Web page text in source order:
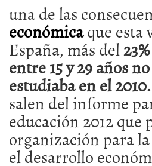
una de las
económicaque esta
España, más del
entre 15 y 29 años
estudiaba en el 2010.
salen del informe
educación 2012 que
organización para
el desarrollo